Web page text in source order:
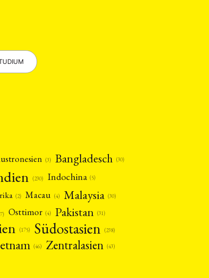
(3) Bangladesch (30)
(230) Indochina (5)
(2) Macau (4) Malaysia (30)
Osttimor (4) Pakistan (31)
(175) Südostasien (238)
(46) Zentralasien (43)